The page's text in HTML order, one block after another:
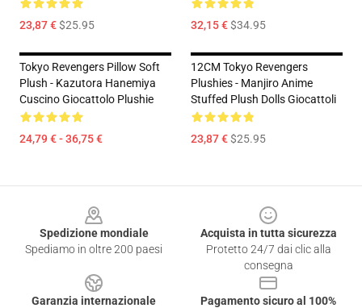
23,87 €$25.95 32,15 €$34.95
Tokyo Revengers Pillow Soft
Plush - Kazutora Hanemiya
Cuscino Giocattolo Plushie
24,79 € - 36,75 €
12CM Tokyo Revengers
Plushies - Manjiro Anime
Stuffed Plush Dolls Giocattoli
23,87 €$25.95
Spedizione mondiale
Spediamo in oltre 200 paesi
Acquista in tutta sicurezza
Protetto 24/7 dai clic alla
consegna
Garanzia internazionale
Pagamento sicuro al 100%